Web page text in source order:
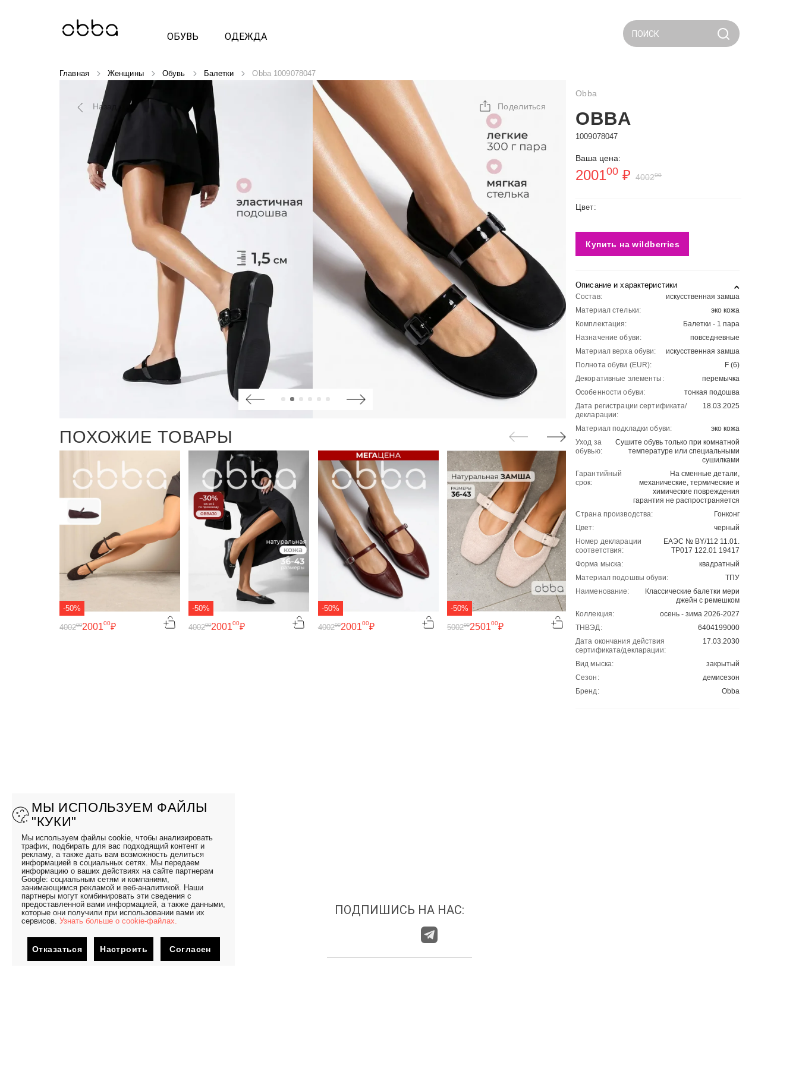
ОБУВЬ ОДЕЖДА ПОИСК
Главная Женщины Обувь Балетки Obba 1009078047
Назад Поделиться
ПОХОЖИЕ ТОВАРЫ
-50%
200100₽
400200
-50%
200100₽
400200
-50%
200100₽
400200
-50%
250100₽
500200 1501
300200 2001
400200
Obba
OBBA
1009078047
Ваша цена:
200100 ₽ 400200
Цвет:
Купить на wildberries
Описание и характеристики
Состав:
искусственная замша
Материал стельки:
эко кожа
Комплектация:
Балетки - 1 пара
Назначение обуви:
повседневные
Материал верха обуви:
искусственная замша
Полнота обуви (EUR):
F (6)
Декоративные элементы:
перемычка
Особенности обуви:
тонкая подошва
Дата регистрации сертификата/
декларации:
18.03.2025
Материал подкладки обуви:
эко кожа
Уход за
обувью:
Сушите обувь только при комнатной
температуре или специальными
сушилками
Гарантийный
срок:
На сменные детали,
механические, термические и
химические повреждения
гарантия не распространяется
Страна производства:
Гонконг
Цвет:
черный
Номер декларации
соответствия:
ЕАЭС № BY/112 11.01.
ТР017 122.01 19417
Форма мыска:
квадратный
Материал подошвы обуви:
ТПУ
Наименование:
Классические балетки мери
джейн с ремешком
Коллекция:
осень - зима 2026-2027
ТНВЭД:
6404199000
Дата окончания действия
сертификата/декларации:
17.03.2030
Вид мыска:
закрытый
Сезон:
демисезон
Бренд:
Obba
ПОДПИШИСЬ НА НАС:
МЫ ИСПОЛЬЗУЕМ ФАЙЛЫ
"КУКИ"
Мы используем файлы cookie, чтобы анализировать
трафик, подбирать для вас подходящий контент и
рекламу, а также дать вам возможность делиться
информацией в социальных сетях. Мы передаем
информацию о ваших действиях на сайте партнерам
Google: социальным сетям и компаниям,
занимающимся рекламой и веб-аналитикой. Наши
партнеры могут комбинировать эти сведения с
предоставленной вами информацией, а также данными,
которые они получили при использовании вами их
сервисов. Узнать больше о cookie-файлах.
Отказаться Настроить Согласен